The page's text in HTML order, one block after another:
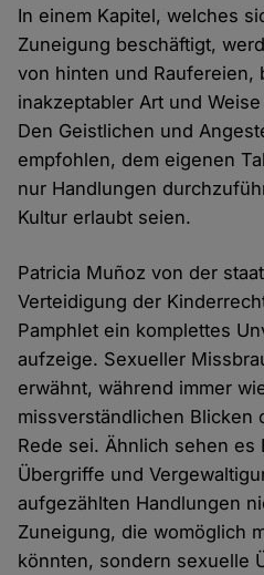
In einem Kapitel, welches
Zuneigung beschäftigt,
von hinten und Raufereien,
inakzeptabler Art und
Den Geistlichen und
empfohlen, dem eigenen
nur Handlungen
Kultur erlaubt seien.
Patricia Muñoz von der
Verteidigung der
Pamphlet ein komplettes
aufzeige. Sexueller
erwähnt, während immer
missverständlichen Blicken
Rede sei. Ähnlich sehen es
Übergriffe und
aufgezählten Handlungen
Zuneigung, die womöglich
könnten, sondern sexuelle